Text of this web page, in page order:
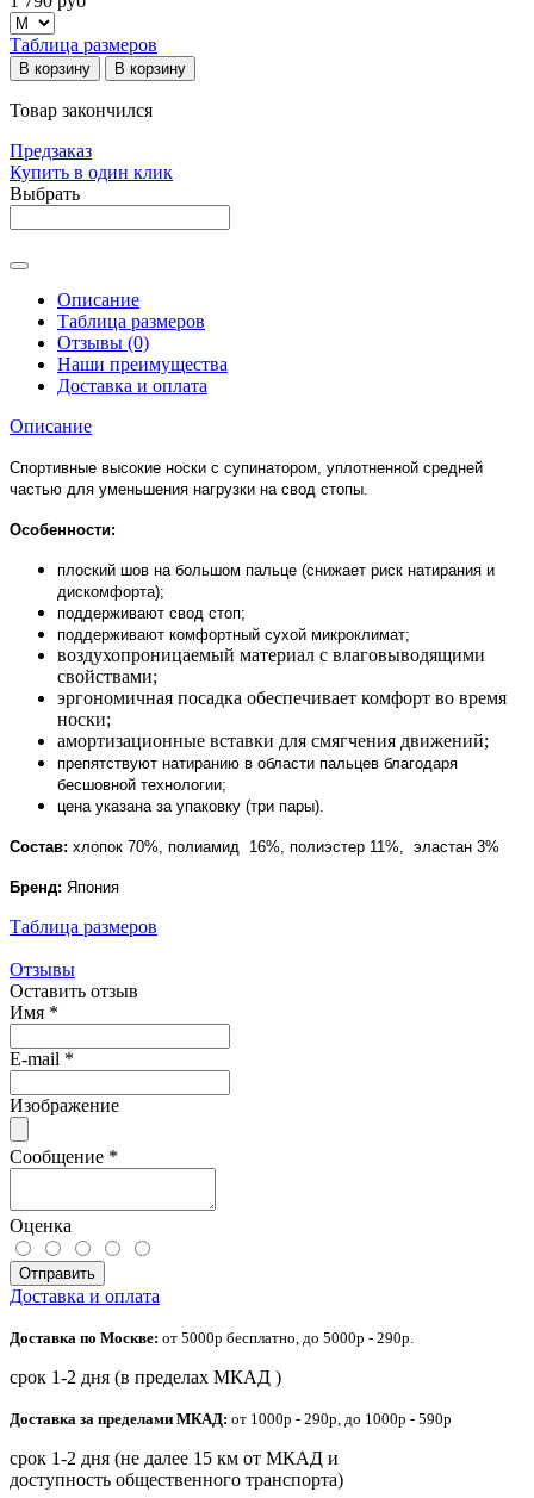
Таблица размеров
В корзину В корзину
Товар закончился
Предзаказ
Купить в один клик
Выбрать
Описание
Таблица размеров
Отзывы (0)
Наши преимущества
Доставка и оплата
Описание
Спортивные высокие носки с супинатором, уплотненной средней
частью для уменьшения нагрузки на свод стопы.
Особенности:
плоский шов на большом пальце (снижает риск натирания и
дискомфорта);
поддерживают свод стоп;
поддерживают комфортный сухой микроклимат;
воздухопроницаемый материал с влаговыводящими
свойствами;
эргономичная посадка обеспечивает комфорт во время
носки;
амортизационные вставки для смягчения движений;
препятствуют натиранию в области пальцев благодаря
бесшовной технологии;
цена указана за упаковку (три пары).
Состав: хлопок 70%, полиамид 16%, полиэстер 11%, эластан 3%
Бренд: Япония
Таблица размеров
Отзывы
Оставить отзыв
Имя *
E-mail *
Изображение
Сообщение *
Оценка
Отправить
Доставка и оплата
Доставка по Москве: от 5000р бесплатно, до 5000р - 290р.
срок 1-2 дня (в пределах МКАД )
Доставка за пределами МКАД: от 1000р - 290р, до 1000р - 590р
срок 1-2 дня (не далее 15 км от МКАД и
доступность общественного транспорта)